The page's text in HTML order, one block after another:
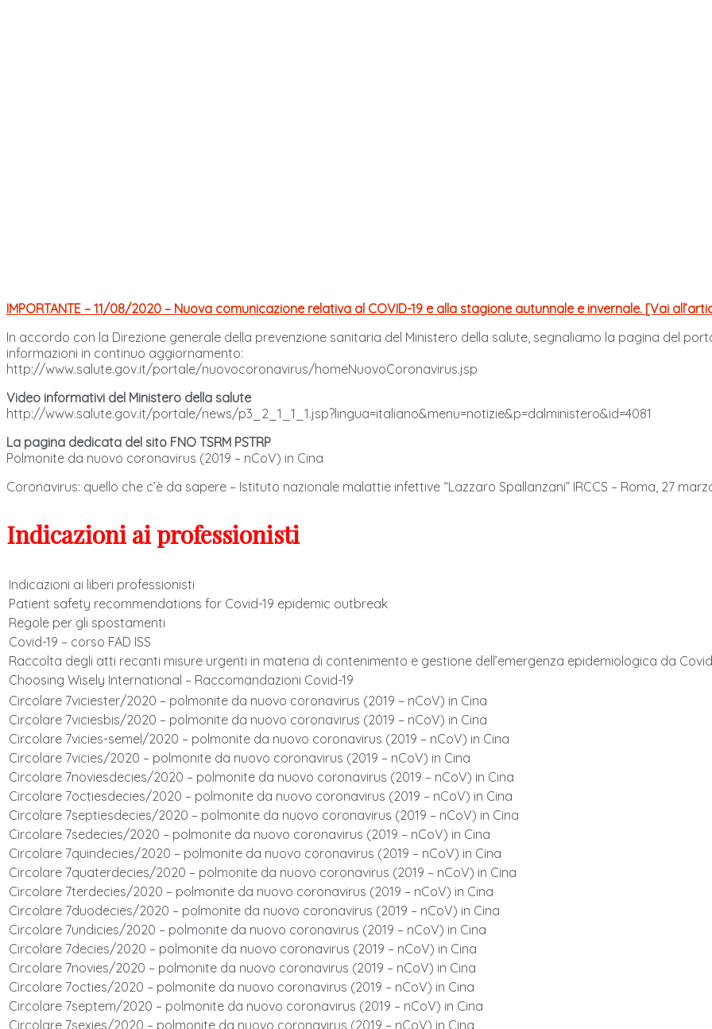
IMPORTANTE – 11/08/2020 – Nuova comunicazione relativa al COVID-19 e alla stagione autunnale e invernale. [Vai
In accordo con la Direzione generale della prevenzione sanitaria del Ministero della salute, segnaliamo la pagina del
informazioni in continuo aggiornamento:
http://www.salute.gov.it/portale/nuovocoronavirus/homeNuovoCoronavirus.jsp
Video informativi del Ministero della salute
http://www.salute.gov.it/portale/news/p3_2_1_1_1.jsp?lingua=italiano&menu=notizie&p=dalministero&id=4081
La pagina dedicata del sito FNO TSRM PSTRP
Polmonite da nuovo coronavirus (2019 – nCoV) in Cina
Coronavirus: quello che c’è da sapere – Istituto nazionale malattie infettive “Lazzaro Spallanzani” IRCCS – Roma, 27
Indicazioni ai professionisti
Indicazioni ai liberi professionisti
Patient safety recommendations for Covid-19 epidemic outbreak
Regole per gli spostamenti
Covid-19 – corso FAD ISS
Raccolta degli atti recanti misure urgenti in materia di contenimento e gestione dell’emergenza epidemiologica da
Choosing Wisely International – Raccomandazioni Covid-19
Circolare 7viciester/2020 – polmonite da nuovo coronavirus (2019 – nCoV) in Cina
Circolare 7viciesbis/2020 – polmonite da nuovo coronavirus (2019 – nCoV) in Cina
Circolare 7vicies-semel/2020 – polmonite da nuovo coronavirus (2019 – nCoV) in Cina
Circolare 7vicies/2020 – polmonite da nuovo coronavirus (2019 – nCoV) in Cina
Circolare 7noviesdecies/2020 – polmonite da nuovo coronavirus (2019 – nCoV) in Cina
Circolare 7octiesdecies/2020 – polmonite da nuovo coronavirus (2019 – nCoV) in Cina
Circolare 7septiesdecies/2020 – polmonite da nuovo coronavirus (2019 – nCoV) in Cina
Circolare 7sedecies/2020 – polmonite da nuovo coronavirus (2019 – nCoV) in Cina
Circolare 7quindecies/2020 – polmonite da nuovo coronavirus (2019 – nCoV) in Cina
Circolare 7quaterdecies/2020 – polmonite da nuovo coronavirus (2019 – nCoV) in Cina
Circolare 7terdecies/2020 – polmonite da nuovo coronavirus (2019 – nCoV) in Cina
Circolare 7duodecies/2020 – polmonite da nuovo coronavirus (2019 – nCoV) in Cina
Circolare 7undicies/2020 – polmonite da nuovo coronavirus (2019 – nCoV) in Cina
Circolare 7decies/2020 – polmonite da nuovo coronavirus (2019 – nCoV) in Cina
Circolare 7novies/2020 – polmonite da nuovo coronavirus (2019 – nCoV) in Cina
Circolare 7octies/2020 – polmonite da nuovo coronavirus (2019 – nCoV) in Cina
Circolare 7septem/2020 – polmonite da nuovo coronavirus (2019 – nCoV) in Cina
Circolare 7sexies/2020 – polmonite da nuovo coronavirus (2019 – nCoV) in Cina